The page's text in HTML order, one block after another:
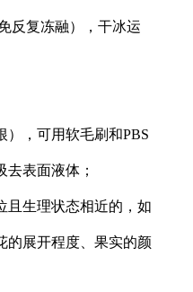
反复冻融），干冰运
），可用软毛刷和PBS
表面液体；
且生理状态相近的，如
的展开程度、果实的颜